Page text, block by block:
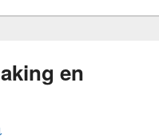
en